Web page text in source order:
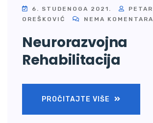
6. STUDENOGA 2021.
PETAR
OREŠKOVIĆ
NEMA KOMENTARA
Neurorazvojna
Rehabilitacija
PROČITAJTE VIŠE